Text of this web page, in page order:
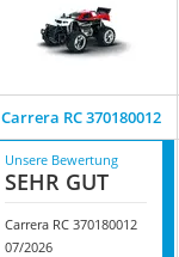
Carrera RC 370180012
Unsere Bewertung
SEHR GUT
Carrera RC 370180012
07/2026